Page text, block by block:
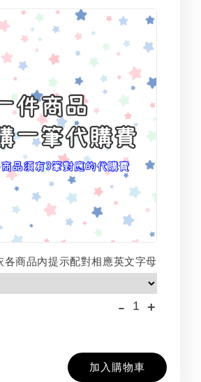
商品內提示配對相應英文字母
- +
加入購物車